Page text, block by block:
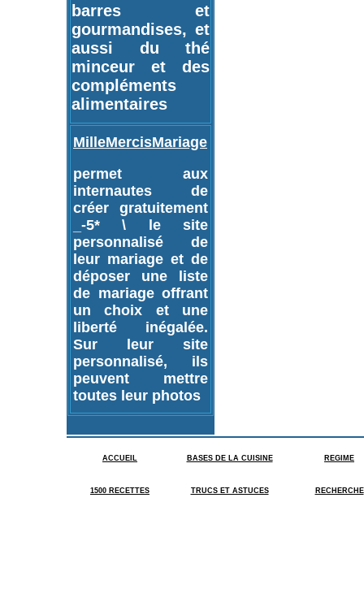
barres et
gourmandises, et
aussi du thé
minceur et des
compléments
alimentaires
MilleMercisMariage
permet aux
internautes de
créer gratuitement
_-5* \ le site
personnalisé de
leur mariage et de
déposer une liste
de mariage offrant
un choix et une
liberté inégalée.
Sur leur site
personnalisé, ils
peuvent mettre
toutes leur photos
ACCUEIL BASES DE LA CUISINE REGIME
1500 RECETTES TRUCS ET ASTUCES RECHERCHE